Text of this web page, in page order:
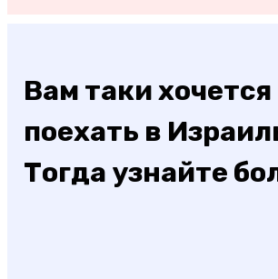
Вам таки хочется
поехать в
Тогда узнайте